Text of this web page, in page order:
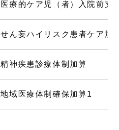
医療的ケア児（者）入院前支
せん妄ハイリスク患者ケア加
精神疾患診療体制加算
地域医療体制確保加算1